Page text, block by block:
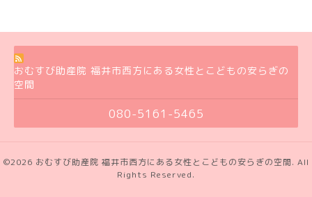
おむすび助産院 福井市西方にある女性とこどもの安らぎの
空間
080-5161-5465
©2026 おむすび助産院 福井市西方にある女性とこどもの安らぎの空間. All
Rights Reserved.